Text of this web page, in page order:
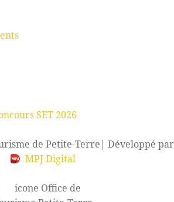
SET 2026
de Petite-Terre | Développé par
MPJ Digital